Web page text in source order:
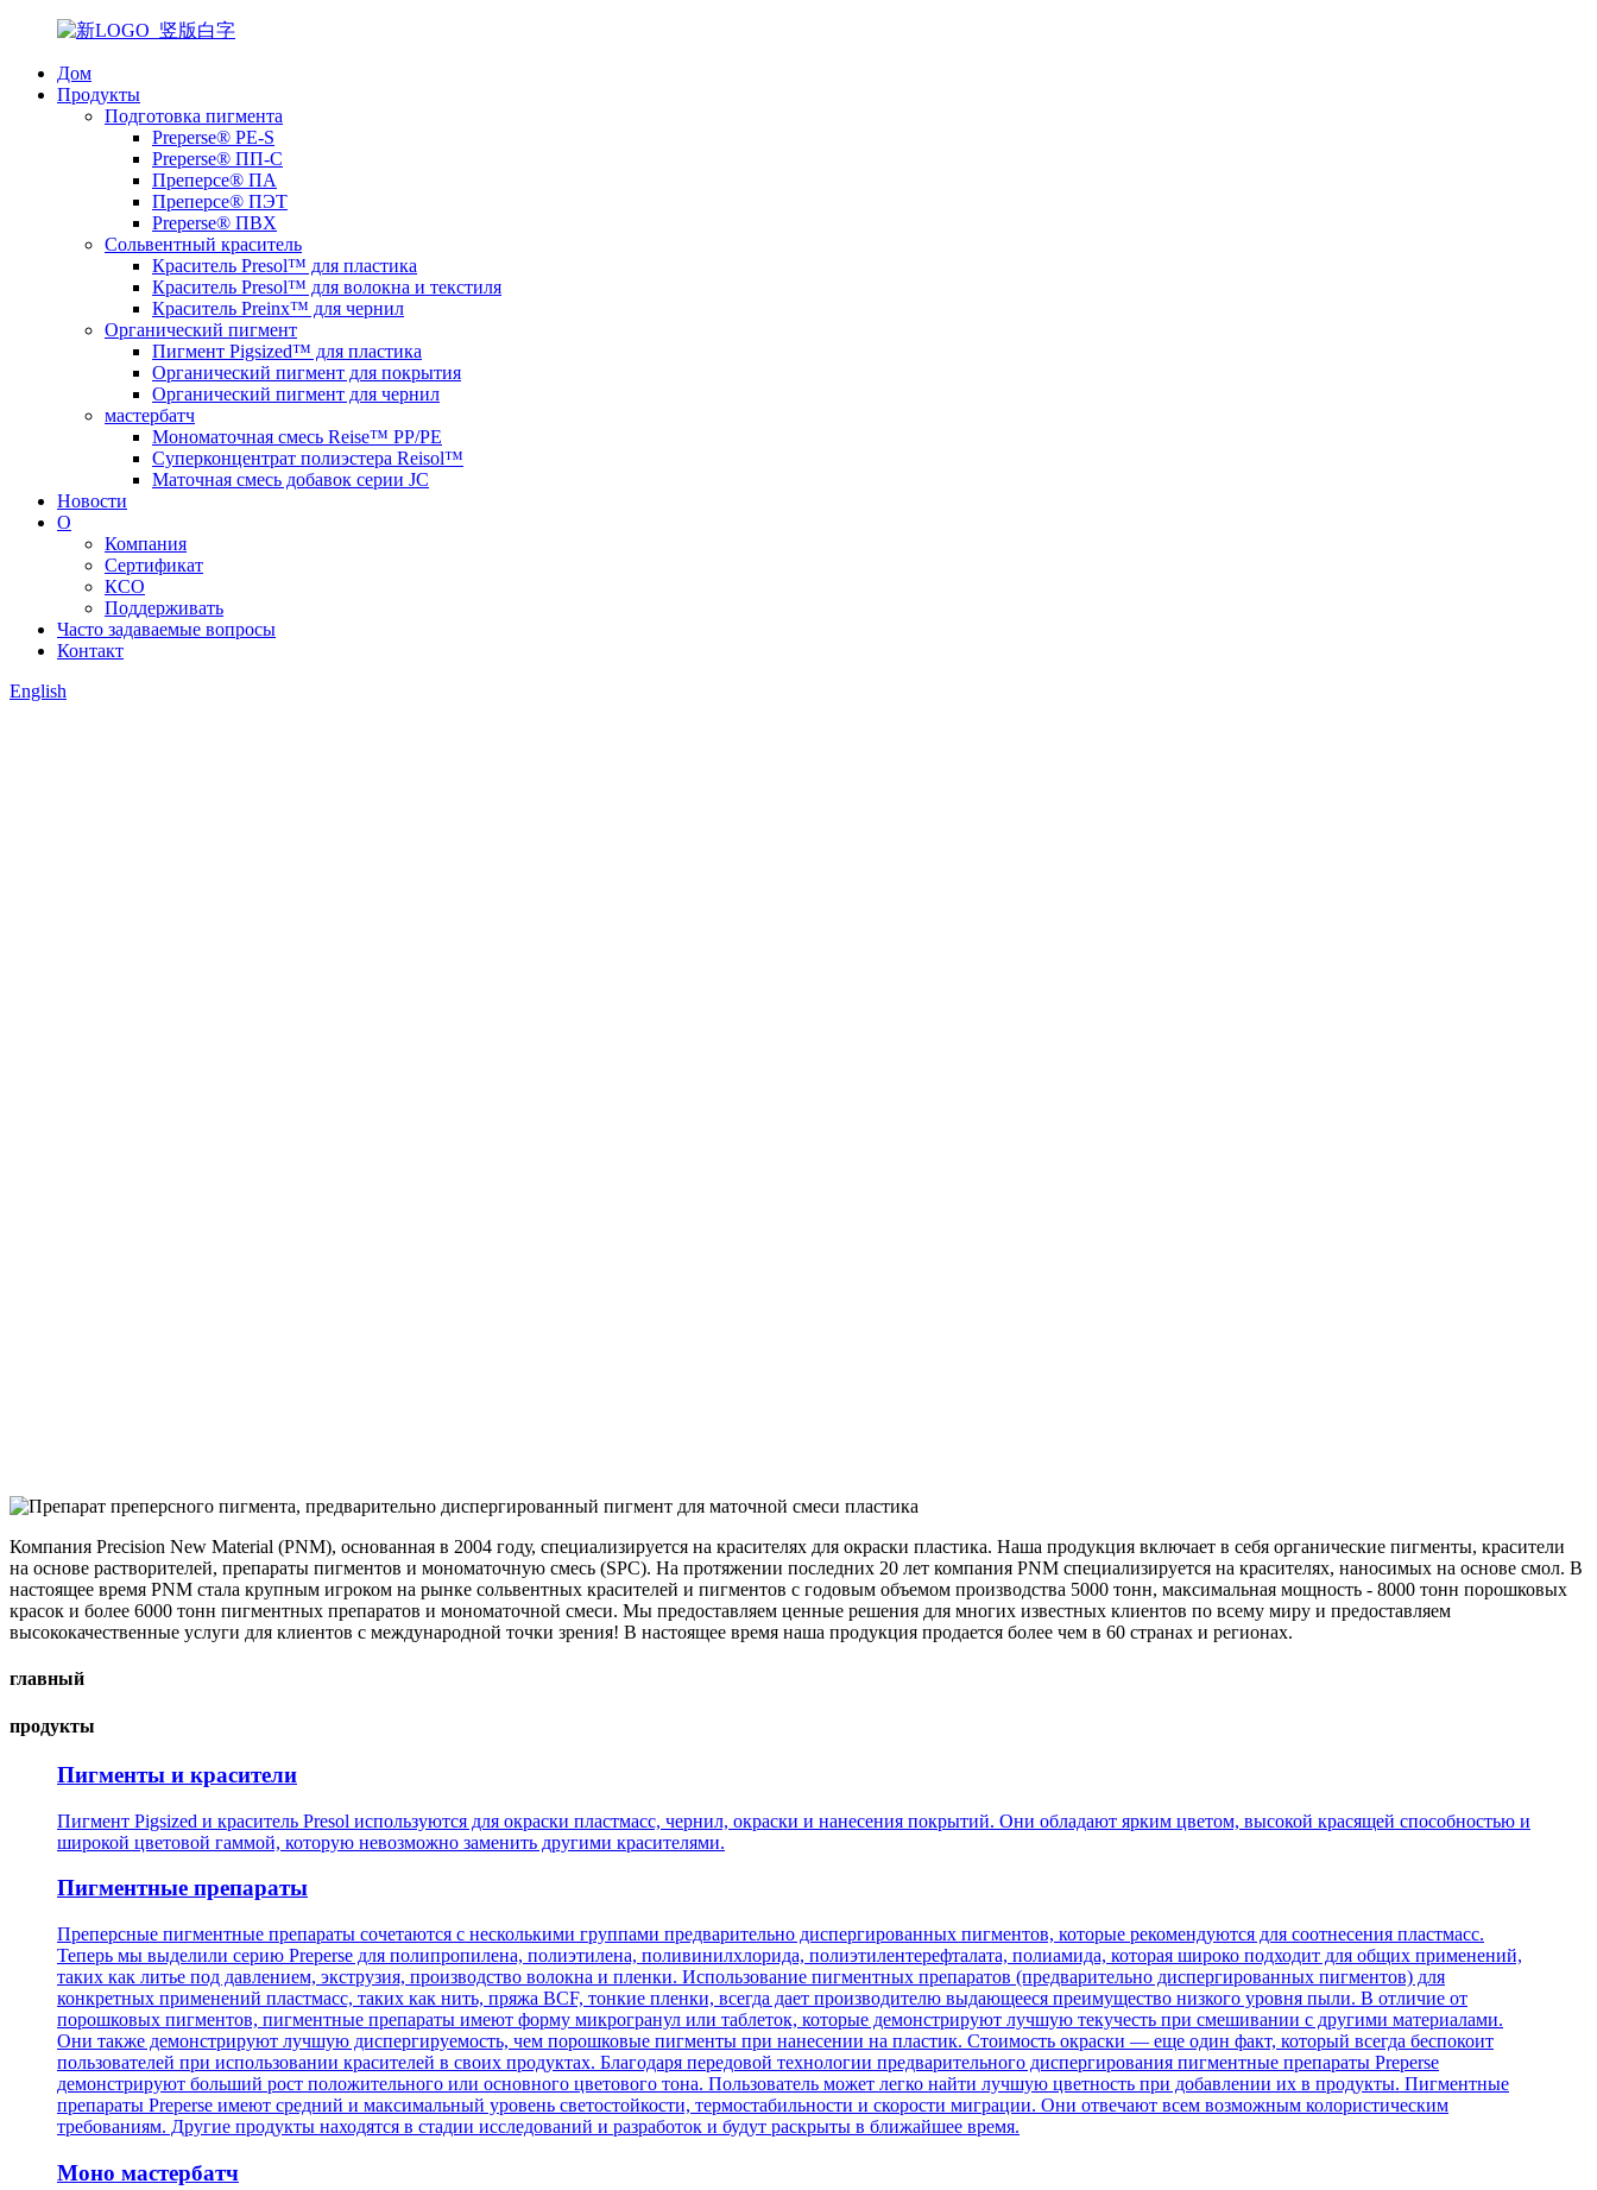
Дом
Продукты
Подготовка пигмента
Preperse® PE-S
Preperse® ПП-С
Преперсе® ПА
Преперсе® ПЭТ
Preperse® ПВХ
Сольвентный краситель
Краситель Presol™ для пластика
Краситель Presol™ для волокна и текстиля
Краситель Preinx™ для чернил
Органический пигмент
Пигмент Pigsized™ для пластика
Органический пигмент для покрытия
Органический пигмент для чернил
мастербатч
Мономаточная смесь Reise™ PP/PE
Суперконцентрат полиэстера Reisol™
Маточная смесь добавок серии JC
Новости
О
Компания
Сертификат
КСО
Поддерживать
Часто задаваемые вопросы
Контакт
English
Компания Precision New Material (PNM), основанная в 2004 году, специализируется на красителях для окраски пластика. Наша продукция включает в себя органические пигменты, красители
на основе растворителей, препараты пигментов и мономаточную смесь (SPC). На протяжении последних 20 лет компания PNM специализируется на красителях, наносимых на основе смол. В
настоящее время PNM стала крупным игроком на рынке сольвентных красителей и пигментов с годовым объемом производства 5000 тонн, максимальная мощность - 8000 тонн порошковых
красок и более 6000 тонн пигментных препаратов и мономаточной смеси. Мы предоставляем ценные решения для многих известных клиентов по всему миру и предоставляем
высококачественные услуги для клиентов с международной точки зрения! В настоящее время наша продукция продается более чем в 60 странах и регионах.
главный
продукты
Пигменты и красители
Пигмент Pigsized и краситель Presol используются для окраски пластмасс, чернил, окраски и нанесения покрытий. Они обладают ярким цветом, высокой красящей способностью и
широкой цветовой гаммой, которую невозможно заменить другими красителями.
Пигментные препараты
Преперсные пигментные препараты сочетаются с несколькими группами предварительно диспергированных пигментов, которые рекомендуются для соотнесения пластмасс.
Теперь мы выделили серию Preperse для полипропилена, полиэтилена, поливинилхлорида, полиэтилентерефталата, полиамида, которая широко подходит для общих применений,
таких как литье под давлением, экструзия, производство волокна и пленки. Использование пигментных препаратов (предварительно диспергированных пигментов) для
конкретных применений пластмасс, таких как нить, пряжа BCF, тонкие пленки, всегда дает производителю выдающееся преимущество низкого уровня пыли. В отличие от
порошковых пигментов, пигментные препараты имеют форму микрогранул или таблеток, которые демонстрируют лучшую текучесть при смешивании с другими материалами.
Они также демонстрируют лучшую диспергируемость, чем порошковые пигменты при нанесении на пластик. Стоимость окраски — еще один факт, который всегда беспокоит
пользователей при использовании красителей в своих продуктах. Благодаря передовой технологии предварительного диспергирования пигментные препараты Preperse
демонстрируют больший рост положительного или основного цветового тона. Пользователь может легко найти лучшую цветность при добавлении их в продукты. Пигментные
препараты Preperse имеют средний и максимальный уровень светостойкости, термостабильности и скорости миграции. Они отвечают всем возможным колористическим
требованиям. Другие продукты находятся в стадии исследований и разработок и будут раскрыты в ближайшее время.
Моно мастербатч